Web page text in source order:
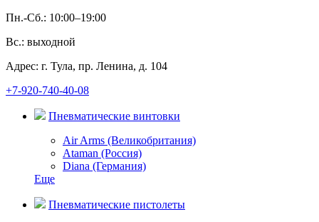
Пн.-Сб.: 10:00–19:00
Вс.: выходной
Адрес: г. Тула, пр. Ленина, д. 104
+7-920-740-40-08
Пневматические винтовки
Air Arms (Великобритания)
Ataman (Россия)
Diana (Германия)
Еще
Пневматические пистолеты